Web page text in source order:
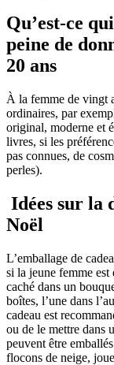
Qu’est-ce
peine de
20 ans
À la femme de vingt
ordinaires, par
original, moderne et
livres, si les
pas connues, de
perles).
Idées sur la
Noël
L’emballage de
si la jeune femme est
caché dans un
boîtes, l’une dans
cadeau est
ou de le mettre dans
peuvent être
flocons de neige,